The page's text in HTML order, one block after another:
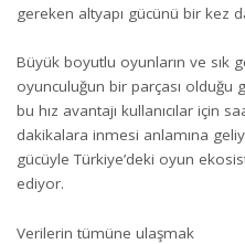
gereken altyapı gücünü bir kez
Büyük boyutlu oyunların ve sık
oyunculuğun bir parçası olduğu
bu hız avantajı kullanıcılar için
dakikalara inmesi anlamına
gücüyle Türkiye’deki oyun
ediyor.
Verilerin tümüne ulaşmak